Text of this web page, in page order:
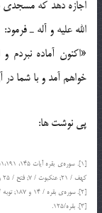
الله عليه و آله ـ فرمود:
«اكنون آماده
خواهم آمد و با شما در
پی نوشت ها:
كهف / 21; عنكبوت / 7; فتح / 25 و 27; حج / 25.
[2]. سوره‎ي بقره / 14 و 187; توبه / 17 و 18; حج / 40; جن / 18.
[3]. بقره/125.